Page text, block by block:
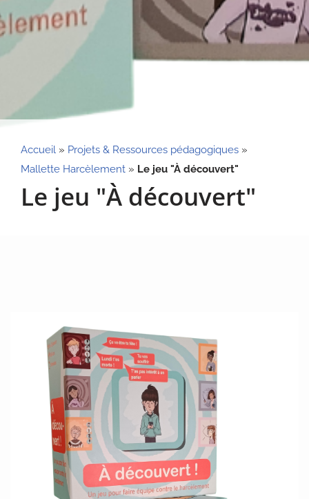
Accueil » Projets & Ressources pédagogiques »
Mallette Harcèlement » Le jeu "À découvert"
Le jeu "À découvert"